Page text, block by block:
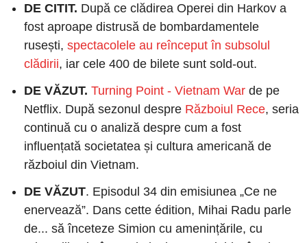
DE CITIT. După ce clădirea Operei din Harkov a
fost aproape distrusă de bombardamentele
rusești, spectacolele au reînceput în subsolul
clădirii, iar cele 400 de bilete sunt sold-out.
DE VĂZUT. Turning Point - Vietnam War de pe
Netflix. După sezonul despre Războiul Rece, seria
continuă cu o analiză despre cum a fost
influențată societatea și cultura americană de
războiul din Vietnam.
DE VĂZUT. Episodul 34 din emisiunea „Ce ne
enervează”. Dans cette édition, Mihai Radu parle
de... să înceteze Simion cu amenințările, cu